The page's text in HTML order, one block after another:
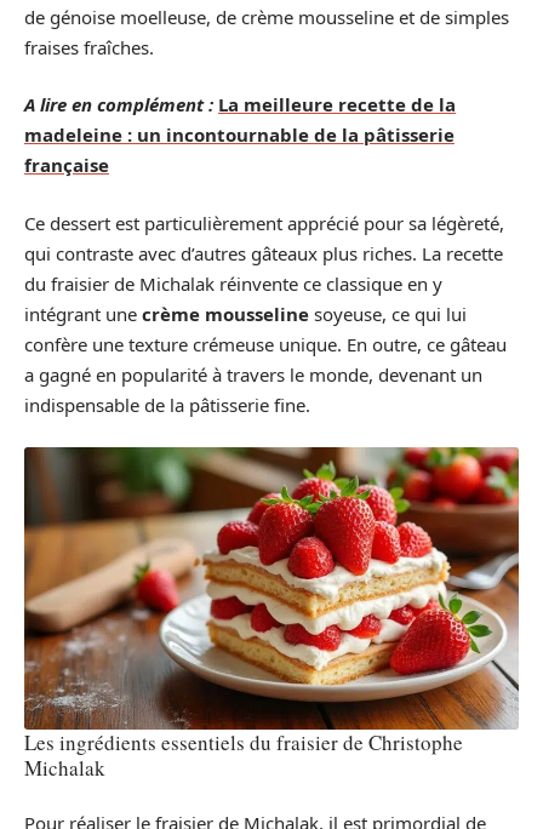
de génoise moelleuse, de crème mousseline et de simples
fraises fraîches.
A lire en complément : La meilleure recette de la
madeleine : un incontournable de la pâtisserie
française
Ce dessert est particulièrement apprécié pour sa légèreté,
qui contraste avec d’autres gâteaux plus riches. La recette
du fraisier de Michalak réinvente ce classique en y
intégrant une crème mousseline soyeuse, ce qui lui
confère une texture crémeuse unique. En outre, ce gâteau
a gagné en popularité à travers le monde, devenant un
indispensable de la pâtisserie fine.
Les ingrédients essentiels du fraisier de Christophe
Michalak
Pour réaliser le fraisier de Michalak, il est primordial de